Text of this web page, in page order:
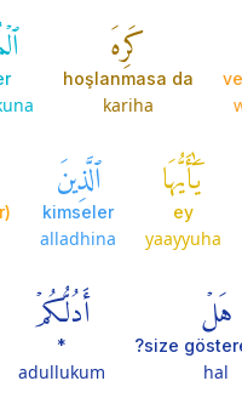
كَرِهَ
hoşlanmasa da
kariha
يَٰٓأَيُّهَا
ey
yaayyuha
ٱلَّذِينَ
kimseler
alladhina
هَلۡ
size
hal
أَدُلُّكُمۡ
*
adullukum